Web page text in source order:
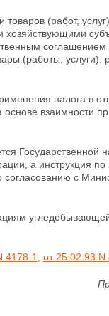
(работ,
(работы,
налога в
взаимности
Государственной
а инструкция
с
4178-1 от 25.02.93 N